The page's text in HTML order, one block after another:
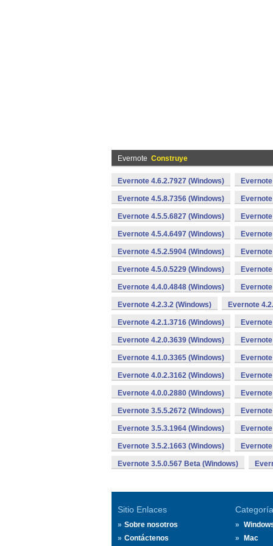
Evernote Construye
Evernote 4.6.2.7927 (Windows)
Evernote 4.5.8.7356 (Windows)
Evernote 4.5.5.6827 (Windows)
Evernote 4.5.4.6497 (Windows)
Evernote 4.5.2.5904 (Windows)
Evernote 4.5.0.5229 (Windows)
Evernote 4.4.0.4848 (Windows)
Evernote 4.2.3.2 (Windows) Evernote
Evernote 4.2.1.3716 (Windows)
Evernote 4.2.0.3639 (Windows)
Evernote 4.1.0.3365 (Windows)
Evernote 4.0.2.3162 (Windows)
Evernote 4.0.0.2880 (Windows)
Evernote 3.5.5.2672 (Windows)
Evernote 3.5.3.1964 (Windows)
Evernote 3.5.2.1663 (Windows)
Evernote 3.5.0.567 Beta (Windows)
Sitio Enlaces
Sobre nosotros
Contáctenos
Categoría
Mac